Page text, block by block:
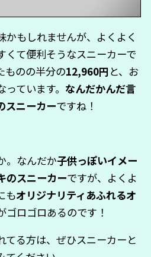
かもしれませんが、よくよく
くて便利そうなスニーカーで
ものの半分の12,960円と、お
ています。 なんだかんだ言
スニーカーですね！
。なんだか子供っぽいイメー
のスニーカーですが、よくよ
もオリジナリティあふれるオ
ゴロゴロあるのです！
てる方は、ぜひスニーカーと